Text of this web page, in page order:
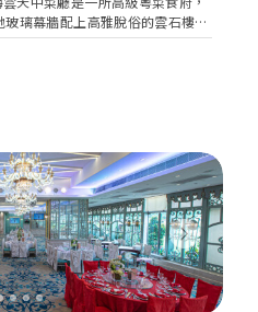
璃幕牆配上高雅脫俗的雲石樓
不凡氣派。由港鐵黃埔站D2出口
碼頭往返北角。海雲天的婚宴
力為每一對新人締造完美無瑕婚
Next